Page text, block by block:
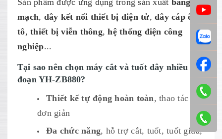
Sản phẩm được ứng dụng trong sản xuất bảng
mạch, dây kết nối thiết bị điện tử, dây cáp ô
tô, thiết bị viễn thông,hệ thống điện công
nghiệp...
Tại sao nên chọn máy cắt và tuốt dây nhiều
đoạn YH-ZB880?
Thiết kế tự động hoàn toàn, thao tác
đơn giản
Đa chức năng, hỗ trợ cắt, tuốt, tuốt giữa,